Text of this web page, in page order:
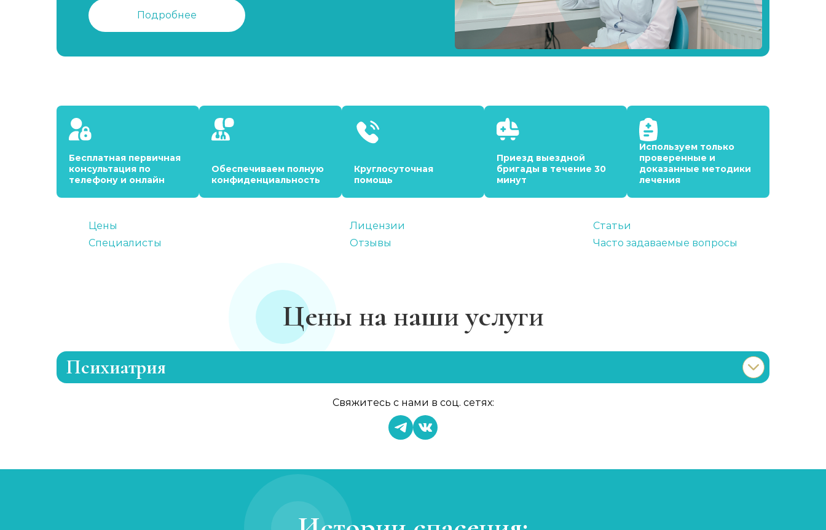
Подробнее
Бесплатная первичная
консультация по
телефону и онлайн
Обеспечиваем полную
конфиденциальность
Круглосуточная
помощь
Приезд выездной
бригады в течение 30
минут
Используем только
проверенные и
доказанные методики
лечения
Цены
Специалисты
Лицензии
Отзывы
Статьи
Часто задаваемые вопросы
Цены на наши услуги
Психиатрия
Свяжитесь с нами в соц. сетях: